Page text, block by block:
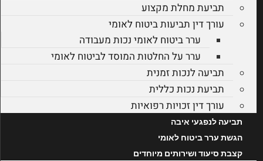
תביעת מחלת מקצוע
עורך דין תביעות ביטוח לאומי
ערר ביטוח לאומי נכות מעבודה
ערר על החלטות המוסד לביטוח לאומי
תביעה לנכות זמנית
תביעת נכות כללית
עורך דין זכויות רפואיות
תביעה לנפגעי איבה
הגשת ערר ביטוח לאומי
קצבת סיעוד ושירותים מיוחדים